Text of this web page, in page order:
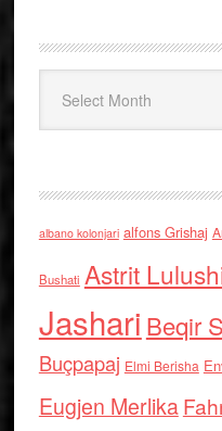
albano kolonjari alfons Grishaj
Bushati Astrit
Jashari Beqir
Buçpapaj Elmi Berisha
Eugjen Merlika